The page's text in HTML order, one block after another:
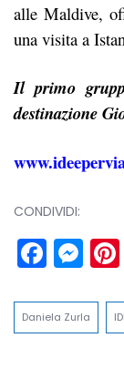
alle Maldive,
una visita a
Il primo
destinazione
CONDIVIDI:
Daniela Zurla